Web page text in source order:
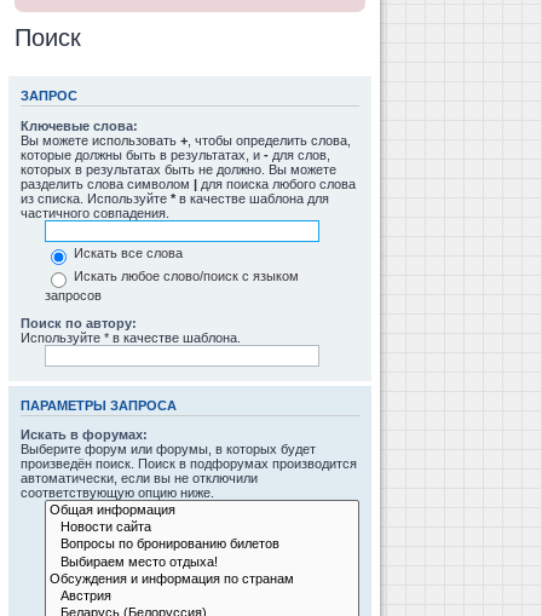
Поиск
ЗАПРОС
Ключевые слова:
Вы можете использовать + , чтобы определить слова,
которые должны быть в результатах, и - для слов,
которых в результатах быть не должно. Вы можете
разделить слова символом | для поиска любого слова
из списка. Используйте * в качестве шаблона для
частичного совпадения.
Искать все слова
Искать любое слово/поиск с языком
запросов
Поиск по автору:
Используйте * в качестве шаблона.
ПАРАМЕТРЫ ЗАПРОСА
Искать в форумах:
Выберите форум или форумы, в которых будет
произведён поиск. Поиск в подфорумах производится
автоматически, если вы не отключили
соответствующую опцию ниже.